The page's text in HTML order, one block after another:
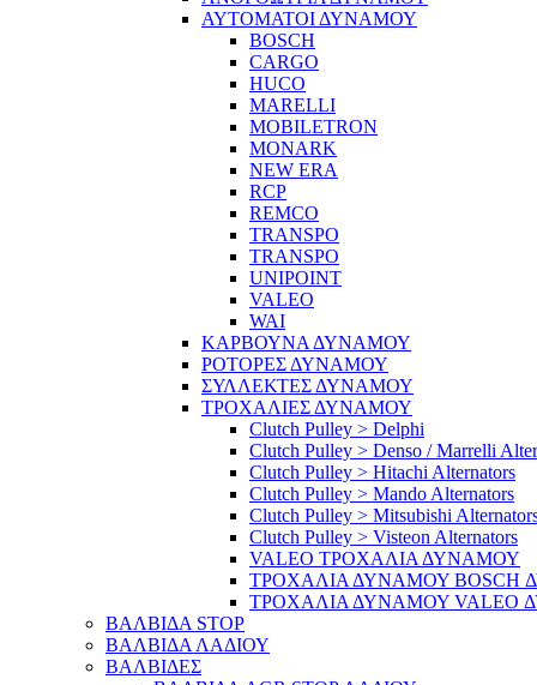
ΑΥΤΟΜΑΤΟΙ ΔΥΝΑΜΟΥ
BOSCH
CARGO
HUCO
MARELLI
MOBILETRON
MONARK
NEW ERA
RCP
REMCO
TRANSPO
TRANSPO
UNIPOINT
VALEO
WAI
ΚΑΡΒΟΥΝΑ ΔΥΝΑΜΟΥ
ΡΟΤΟΡΕΣ ΔΥΝΑΜΟΥ
ΣΥΛΛΕΚΤΕΣ ΔΥΝΑΜΟΥ
ΤΡΟΧΑΛΙΕΣ ΔΥΝΑΜΟΥ
Clutch Pulley > Delphi
Clutch Pulley > Denso / Marrelli
Clutch Pulley > Hitachi Alternators
Clutch Pulley > Mando Alternators
Clutch Pulley > Mitsubishi
Clutch Pulley > Visteon Alternators
VALEO ΤΡΟΧΑΛΙΑ ΔΥΝΑΜΟΥ
ΤΡΟΧΑΛΙΑ ΔΥΝΑΜΟΥ BOSCH
ΤΡΟΧΑΛΙΑ ΔΥΝΑΜΟΥ VALEO
ΒΑΛΒΙΔΑ STOP
ΒΑΛΒΙΔΑ ΛΑΔΙΟΥ
ΒΑΛΒΙΔΕΣ